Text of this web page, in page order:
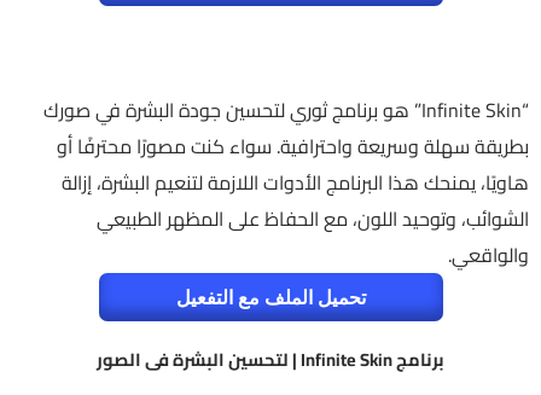
“Infinite Skin” هو برنامج ثوري لتحسين جودة البشرة في صورك
بطريقة سهلة وسريعة واحترافية. سواء كنت مصورًا محترفًا أو
هاويًا، يمنحك هذا البرنامج الأدوات اللازمة لتنعيم البشرة، إزالة
الشوائب، وتوحيد اللون، مع الحفاظ على المظهر الطبيعي
والواقعي.
تحميل الملف مع التفعيل
برنامج Infinite Skin | لتحسين البشرة فى الصور